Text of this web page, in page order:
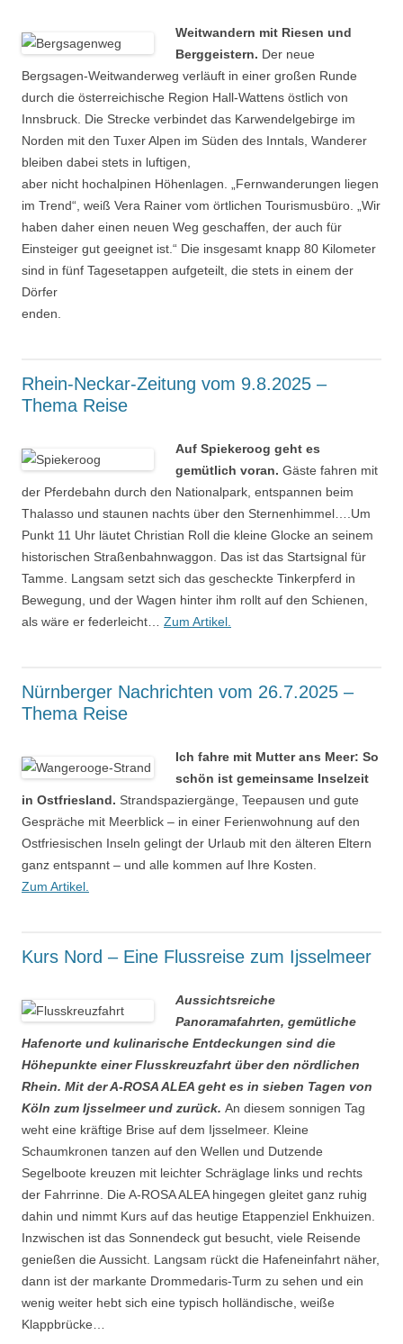
Weitwandern mit Riesen und
Berggeistern. Der neue
Bergsagen-Weitwanderweg verläuft in einer großen Runde
durch die österreichische Region Hall-Wattens östlich von
Innsbruck. Die Strecke verbindet das Karwendelgebirge im
Norden mit den Tuxer Alpen im Süden des Inntals, Wanderer
bleiben dabei stets in luftigen,
aber nicht hochalpinen Höhenlagen. „Fernwanderungen liegen
im Trend“, weiß Vera Rainer vom örtlichen Tourismusbüro. „Wir
haben daher einen neuen Weg geschaffen, der auch für
Einsteiger gut geeignet ist.“ Die insgesamt knapp 80 Kilometer
sind in fünf Tagesetappen aufgeteilt, die stets in einem der
Dörfer
enden.
Rhein-Neckar-Zeitung vom 9.8.2025 –
Thema Reise
Auf Spiekeroog geht es
gemütlich voran. Gäste fahren mit
der Pferdebahn durch den Nationalpark, entspannen beim
Thalasso und staunen nachts über den Sternenhimmel….Um
Punkt 11 Uhr läutet Christian Roll die kleine Glocke an seinem
historischen Straßenbahnwaggon. Das ist das Startsignal für
Tamme. Langsam setzt sich das gescheckte Tinkerpferd in
Bewegung, und der Wagen hinter ihm rollt auf den Schienen,
als wäre er federleicht… Zum Artikel.
Nürnberger Nachrichten vom 26.7.2025 –
Thema Reise
Ich fahre mit Mutter ans Meer: So
schön ist gemeinsame Inselzeit
in Ostfriesland. Strandspaziergänge, Teepausen und gute
Gespräche mit Meerblick – in einer Ferienwohnung auf den
Ostfriesischen Inseln gelingt der Urlaub mit den älteren Eltern
ganz entspannt – und alle kommen auf Ihre Kosten.
Zum Artikel.
Kurs Nord – Eine Flussreise zum Ijsselmeer
Aussichtsreiche
Panoramafahrten, gemütliche
Hafenorte und kulinarische Entdeckungen sind die
Höhepunkte einer Flusskreuzfahrt über den nördlichen
Rhein. Mit der A-ROSA ALEA geht es in sieben Tagen von
Köln zum Ijsselmeer und zurück. An diesem sonnigen Tag
weht eine kräftige Brise auf dem Ijsselmeer. Kleine
Schaumkronen tanzen auf den Wellen und Dutzende
Segelboote kreuzen mit leichter Schräglage links und rechts
der Fahrrinne. Die A-ROSA ALEA hingegen gleitet ganz ruhig
dahin und nimmt Kurs auf das heutige Etappenziel Enkhuizen.
Inzwischen ist das Sonnendeck gut besucht, viele Reisende
genießen die Aussicht. Langsam rückt die Hafeneinfahrt näher,
dann ist der markante Drommedaris-Turm zu sehen und ein
wenig weiter hebt sich eine typisch holländische, weiße
Klappbrücke…